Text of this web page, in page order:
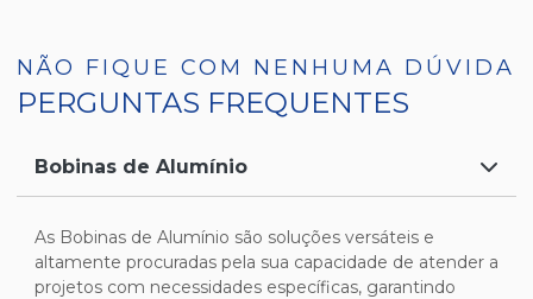
NÃO FIQUE COM NENHUMA DÚVIDA
PERGUNTAS FREQUENTES
Bobinas de Alumínio
As Bobinas de Alumínio são soluções versáteis e
altamente procuradas pela sua capacidade de atender a
projetos com necessidades específicas, garantindo